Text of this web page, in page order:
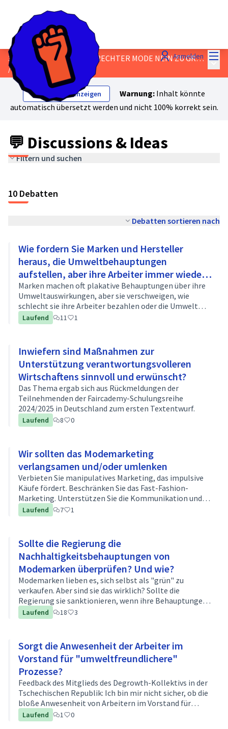
Anmelden
3-JA ZU GRÜNER UND GERECHTER MODE NEIN ZU GREENWASHING VON FABRIKEN, IN DER ARBEITER:INNEN AUSGEBEUTET WERDEN
/💬 Discussions & Ideas
Originaltext anzeigen Warnung: Inhalt könnte
automatisch übersetzt werden und nicht 100% korrekt sein.
💬 Discussions & Ideas
Filtern und suchen
10 Debatten
Debatten sortieren nach
Wie fordern Sie Marken und Hersteller
heraus, die Umweltbehauptungen
aufstellen, aber ihre Arbeiter immer wieder
ausbeuten?
Marken machen oft plakative Behauptungen über ihre
Umweltauswirkungen, aber sie verschweigen, wie
schlecht sie ihre Arbeiter bezahlen oder die Umwelt
behandeln. Wie können Sie ihre Behauptungen
anfechten? Recherchieren Sie die Geschichte de…
Laufend 11 1
Inwiefern sind Maßnahmen zur
Unterstützung verantwortungsvolleren
Wirtschaftens sinnvoll und erwünscht?
Das Thema ergab sich aus Rückmeldungen der
Teilnehmenden der Faircademy-Schulungsreihe
2024/2025 in Deutschland zum ersten Textentwurf.
Laufend 8 0
Wir sollten das Modemarketing
verlangsamen und/oder umlenken
Verbieten Sie manipulatives Marketing, das impulsive
Käufe fördert. Beschränken Sie das Fast-Fashion-
Marketing. Unterstützen Sie die Kommunikation und
Bewusstseinsbildung in Bezug auf Reparatur, lange
Nutzung, Wert...
Laufend 7 1
Sollte die Regierung die
Nachhaltigkeitsbehauptungen von
Modemarken überprüfen? Und wie?
Modemarken lieben es, sich selbst als "grün" zu
verkaufen. Aber sind sie das wirklich? Sollte die
Regierung sie sanktionieren, wenn ihre Behauptungen
aufgebläht sind?
Laufend 18 3
Sorgt die Anwesenheit der Arbeiter im
Vorstand für "umweltfreundlichere"
Prozesse?
Feedback des Mitglieds des Degrowth-Kollektivs in der
Tschechischen Republik: Ich bin mir nicht sicher, ob die
bloße Anwesenheit von Arbeitern im Vorstand für
umweltfreundlichere Prozesse sorgen wird. Gibt es
noch weitere Anforderungen, …
Laufend 1 0